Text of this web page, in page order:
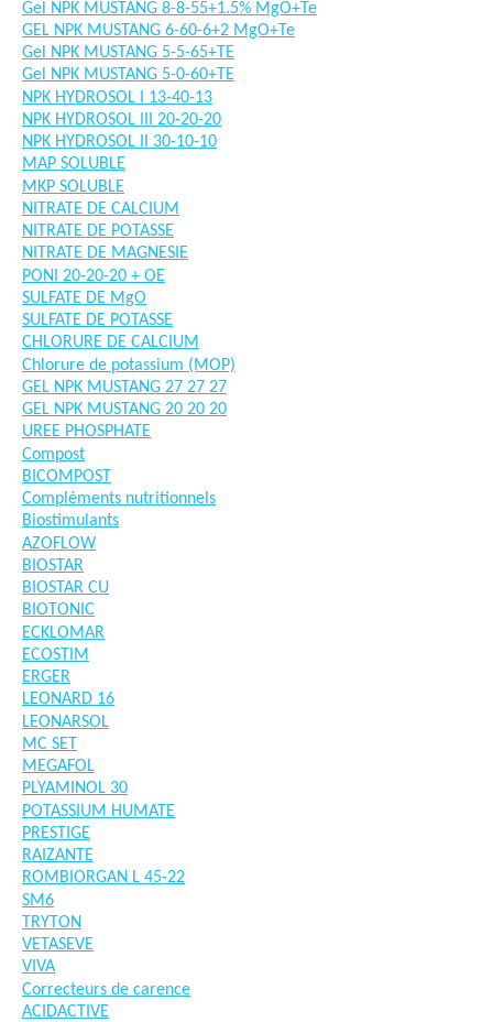
Gel NPK MUSTANG 8-8-55+1.5% MgO+Te
GEL NPK MUSTANG 6-60-6+2 MgO+Te
Gel NPK MUSTANG 5-5-65+TE
Gel NPK MUSTANG 5-0-60+TE
NPK HYDROSOL I 13-40-13
NPK HYDROSOL III 20-20-20
NPK HYDROSOL II 30-10-10
MAP SOLUBLE
MKP SOLUBLE
NITRATE DE CALCIUM
NITRATE DE POTASSE
NITRATE DE MAGNESIE
PONI 20-20-20 + OE
SULFATE DE MgO
SULFATE DE POTASSE
CHLORURE DE CALCIUM
Chlorure de potassium (MOP)
GEL NPK MUSTANG 27 27 27
GEL NPK MUSTANG 20 20 20
UREE PHOSPHATE
Compost
BICOMPOST
Compléments nutritionnels
Biostimulants
AZOFLOW
BIOSTAR
BIOSTAR CU
BIOTONIC
ECKLOMAR
ECOSTIM
ERGER
LEONARD 16
LEONARSOL
MC SET
MEGAFOL
PLYAMINOL 30
POTASSIUM HUMATE
PRESTIGE
RAIZANTE
ROMBIORGAN L 45-22
SM6
TRYTON
VETASEVE
VIVA
Correcteurs de carence
ACIDACTIVE